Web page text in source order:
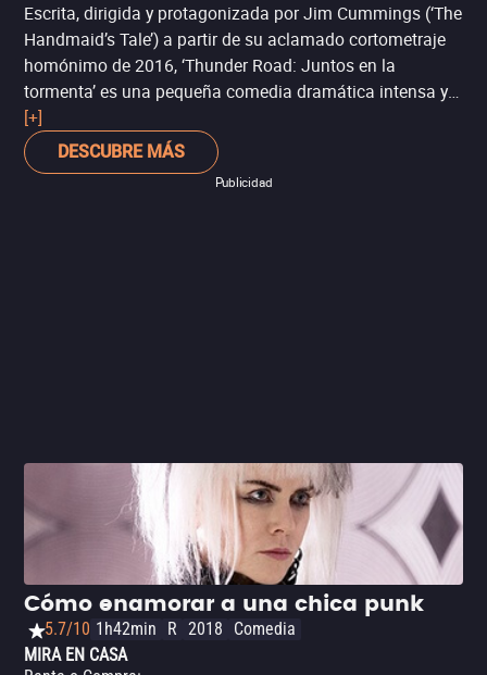
Escrita, dirigida y protagonizada por Jim Cummings (‘The
Handmaid’s Tale’) a partir de su aclamado cortometraje
homónimo de 2016, ‘Thunder Road: Juntos en la
tormenta’ es una pequeña comedia dramática intensa y
sumamente personal, con una trama muy modesta en
escala, pero que trata problemas actuales y universales.
Sin embargo, el director y actor principal desafía a los
[+]
DESCUBRE MÁS
Publicidad
Cómo enamorar a una chica punk
5.7/10 1h42min R 2018
Comedia
MIRA EN CASA